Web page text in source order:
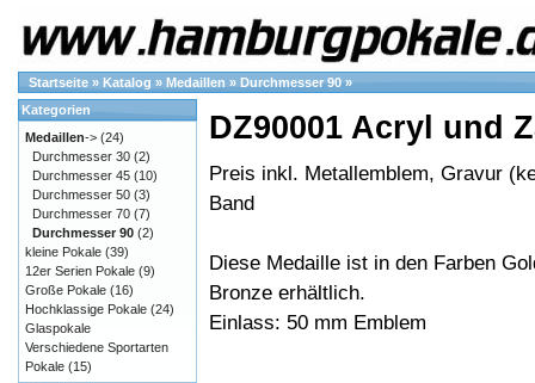
Startseite » Katalog » Medaillen » Durchmesser 90 »
DZ90001 Acryl und
Preis inkl. Metallemblem, Gravur
Band
Diese Medaille ist in den Farben
Bronze erhältlich.
Einlass: 50 mm Emblem
Kategorien
Medaillen-> (24)
Durchmesser 30 (2)
Durchmesser 45 (10)
Durchmesser 50 (3)
Durchmesser 70 (7)
Durchmesser 90 (2)
kleine Pokale (39)
12er Serien Pokale (9)
Große Pokale (16)
Hochklassige Pokale (24)
Glaspokale
Verschiedene Sportarten
Pokale (15)